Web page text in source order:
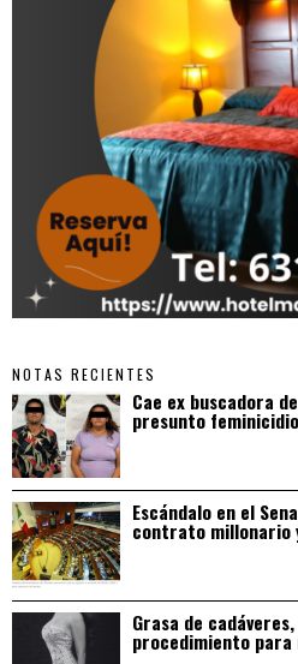
NOTAS RECIENTES
Cae ex buscadora
presunto
Escándalo en el
contrato millonario
Grasa de
procedimiento